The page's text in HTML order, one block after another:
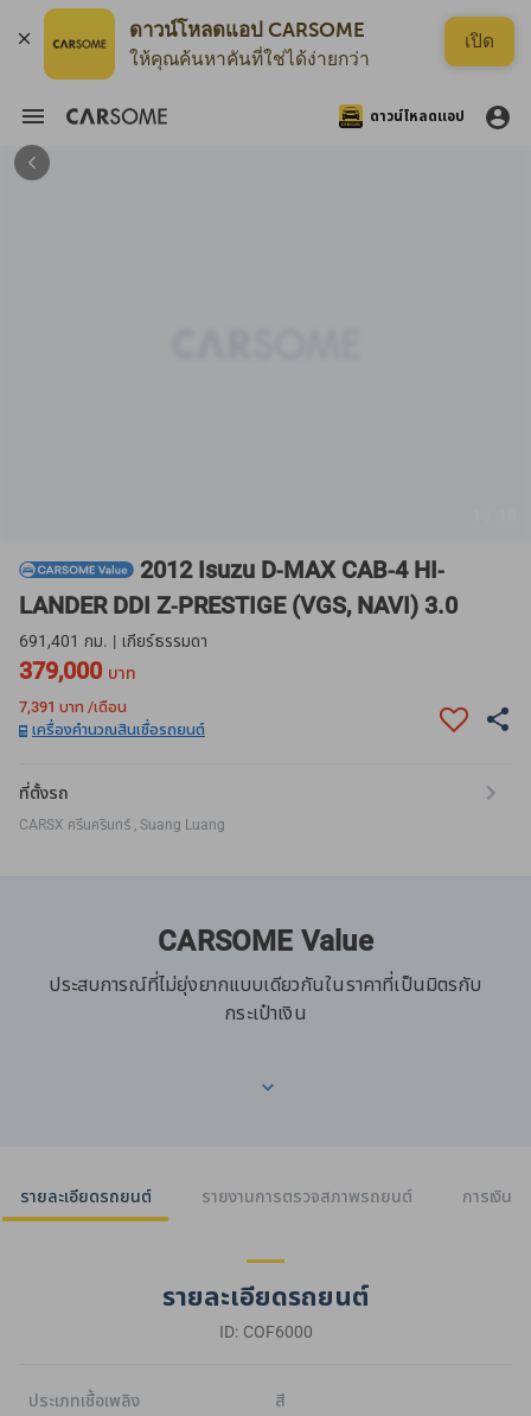
ดาวน์โหลดแอป CARSOME
ให้คุณค้นหาคันที่ใช่ได้ง่ายกว่า
เปิด
ดาวน์โหลดแอป
2012 Isuzu D-MAX CAB-4 HI-
LANDER DDI Z-PRESTIGE (VGS, NAVI) 3.0
691,401 กม. | เกียร์ธรรมดา
379,000 บาท
7,391 บาท /เดือน
เครื่องคำนวณสินเชื่อรถยนต์
ที่ตั้งรถ
CARSX ศรีนครินทร์ , Suang Luang
CARSOME Value
ประสบการณ์ที่ไม่ยุ่งยากแบบเดียวกันในราคาที่เป็นมิตรกับ
กระเป๋าเงิน
รายละเอียดรถยนต์ รายงานการตรวจสภาพรถยนต์ การเงิน
รายละเอียดรถยนต์
ID: COF6000
ประเภทเชื้อเพลิง
สี